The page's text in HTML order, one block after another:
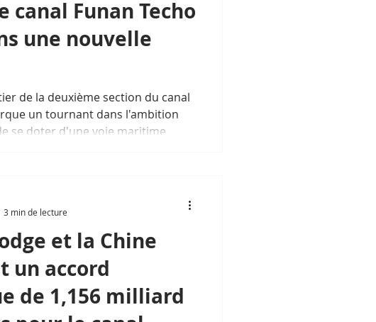
canal Funan Techo
une nouvelle
de la deuxième section du canal
un tournant dans l'ambition
se doter d'une voie maritime
et la Chine
un accord
de 1,156 milliard
3 min de lecture